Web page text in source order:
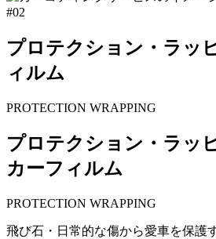
#02
プロテクション・ラッ
ィルム
PROTECTION WRAPPING
プロテクション・ラッ
カーフィルム
PROTECTION WRAPPING
飛び石・日常的な傷から愛車を保護